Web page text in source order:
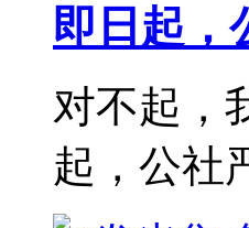
即日起，
对不起，
起，公社